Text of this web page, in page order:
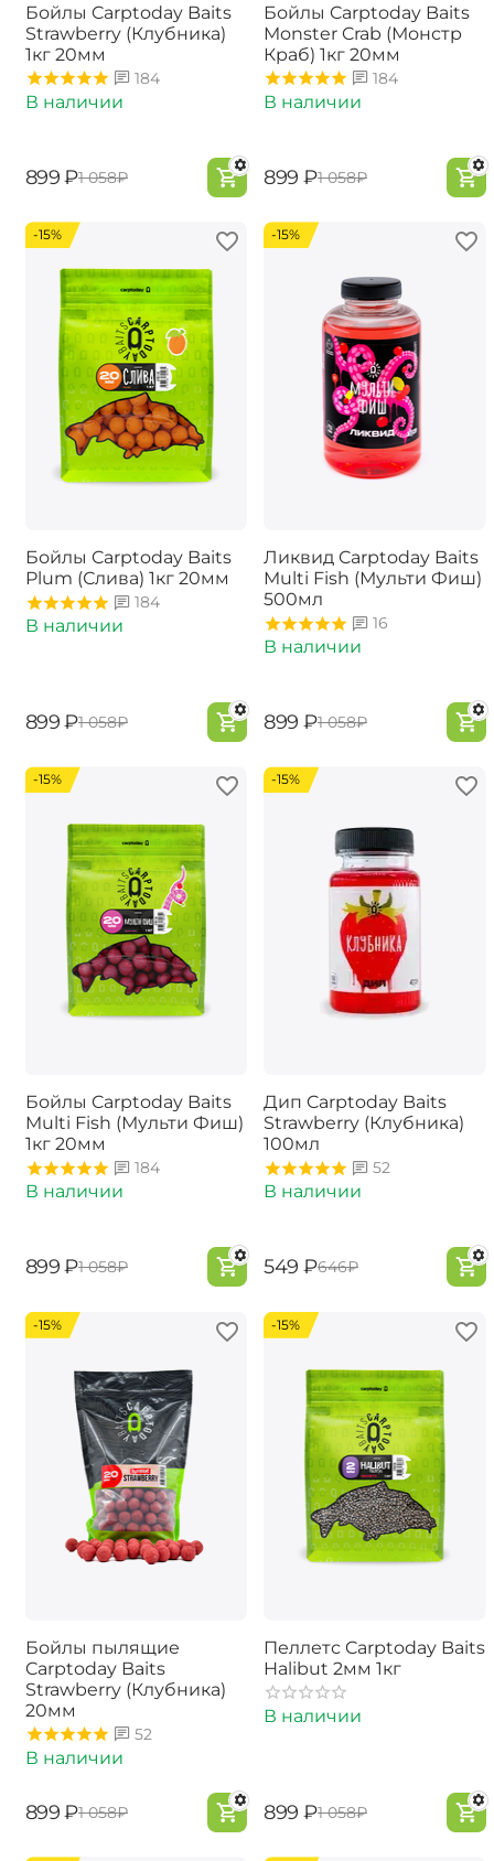
Бойлы Carptoday Baits
Strawberry (Клубника)
1кг 20мм
184
В наличии
‍899‍ ₽‍1 058‍₽
Бойлы Carptoday Baits
Monster Crab (Монстр
Краб) 1кг 20мм
184
В наличии
‍899‍ ₽‍1 058‍₽
-15%
Бойлы Carptoday Baits
Plum (Слива) 1кг 20мм
184
В наличии
‍899‍ ₽‍1 058‍₽
-15%
Ликвид Carptoday Baits
Multi Fish (Мульти Фиш)
500мл
16
В наличии
‍899‍ ₽‍1 058‍₽
-15%
Бойлы Carptoday Baits
Multi Fish (Мульти Фиш)
1кг 20мм
184
В наличии
‍899‍ ₽‍1 058‍₽
-15%
Дип Carptoday Baits
Strawberry (Клубника)
100мл
52
В наличии
‍549‍ ₽‍646‍₽
-15%
Бойлы пылящие
Carptoday Baits
Strawberry (Клубника)
20мм
52
В наличии
‍899‍ ₽‍1 058‍₽
-15%
Пеллетс Carptoday Baits
Halibut 2мм 1кг
В наличии
‍899‍ ₽‍1 058‍₽